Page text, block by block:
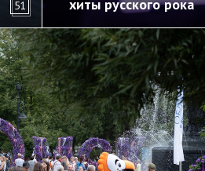
51
хиты русского рока